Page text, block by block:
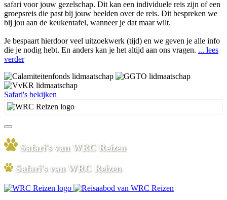
safari voor jouw gezelschap. Dit kan een individuele reis zijn of een
groepsreis die past bij jouw beelden over de reis. Dit bespreken we
bij jou aan de keukentafel, wanneer je dat maar wilt.
Je bespaart hierdoor veel uitzoekwerk (tijd) en we geven je alle info
die je nodig hebt. En anders kan je het altijd aan ons vragen. ... lees
verder
Safari's bekijken
Safari's van WRC Reizen
Safari's van WRC Reizen